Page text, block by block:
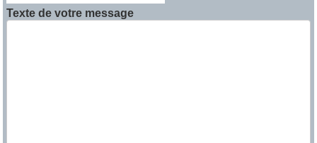
Texte de votre message